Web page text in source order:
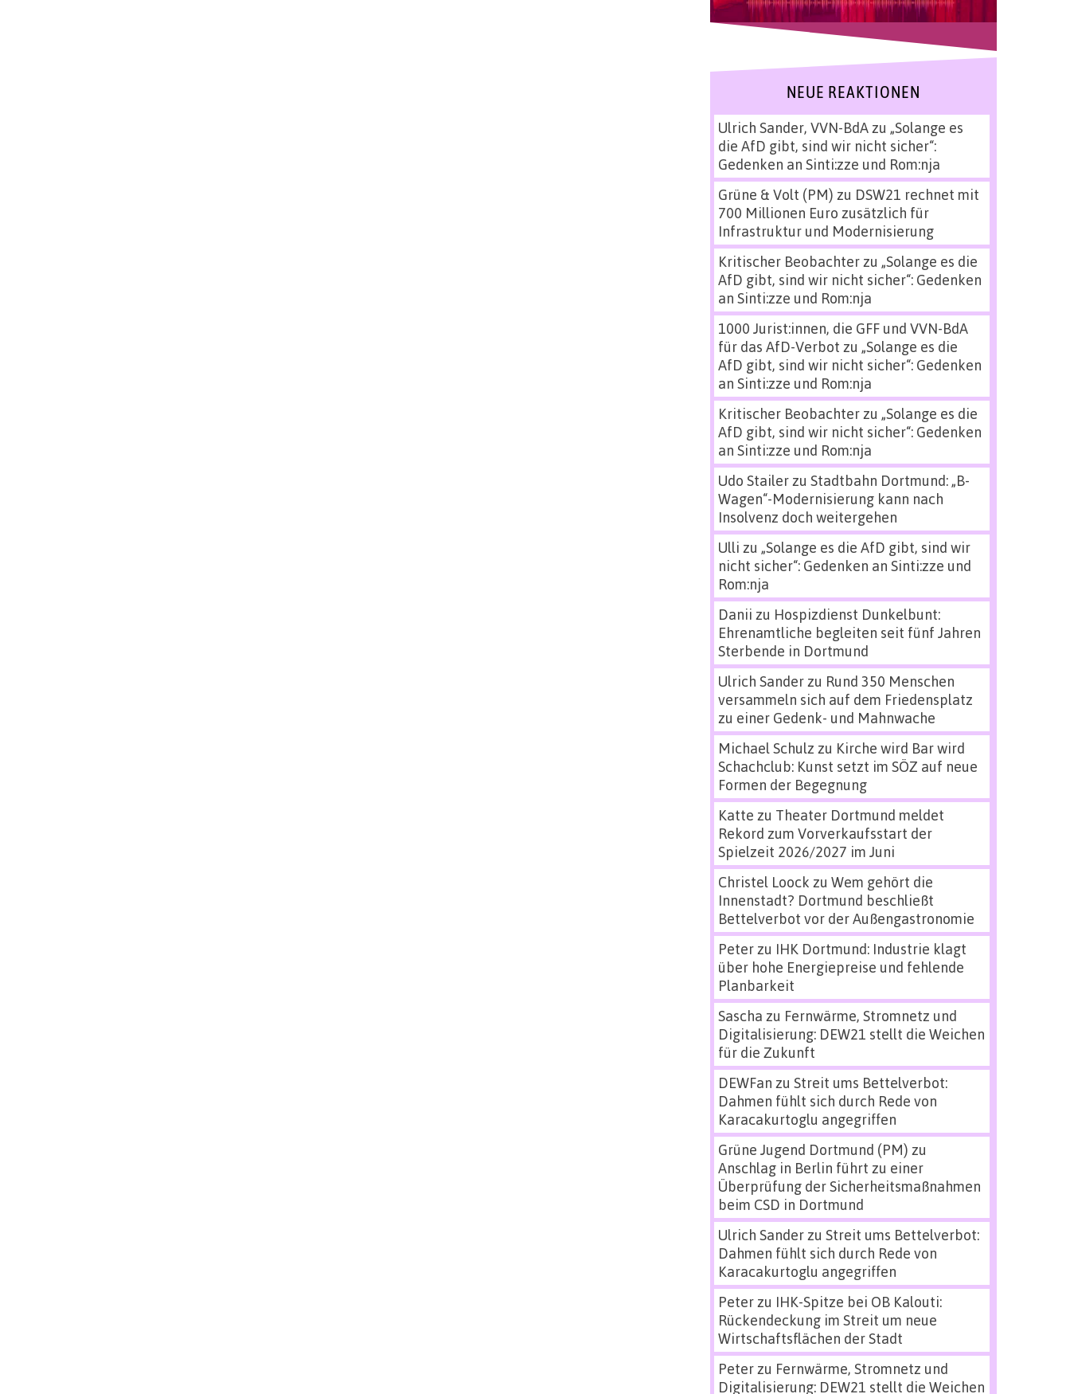
NEUE REAKTIONEN
Ulrich Sander, VVN-BdAzu „Solange es
die AfD gibt, sind wir nicht sicher“:
Gedenken an Sinti:zze und Rom:nja
Grüne & Volt (PM) zu DSW21 rechnet mit
700 Millionen Euro zusätzlich für
Infrastruktur und Modernisierung
Kritischer Beobachterzu „Solange es die
AfD gibt, sind wir nicht sicher“: Gedenken
an Sinti:zze und Rom:nja
1000 Jurist:innen, die GFF und VVN-BdA
für das AfD-Verbot zu „Solange es die
AfD gibt, sind wir nicht sicher“: Gedenken
an Sinti:zze und Rom:nja
Kritischer Beobachterzu „Solange es die
AfD gibt, sind wir nicht sicher“: Gedenken
an Sinti:zze und Rom:nja
Udo Stailerzu Stadtbahn Dortmund: „B-
Wagen“-Modernisierung kann nach
Insolvenz doch weitergehen
Ulli zu „Solange es die AfD gibt, sind wir
nicht sicher“: Gedenken an Sinti:zze und
Rom:nja
Danii zu Hospizdienst Dunkelbunt:
Ehrenamtliche begleiten seit fünf Jahren
Sterbende in Dortmund
Ulrich Sanderzu Rund 350 Menschen
versammeln sich auf dem Friedensplatz
zu einer Gedenk- und Mahnwache
Michael Schulz zu Kirche wird Bar wird
Schachclub: Kunst setzt im SÖZ auf neue
Formen der Begegnung
Katte zu Theater Dortmund meldet
Rekord zum Vorverkaufsstart der
Spielzeit 2026/2027 im Juni
Christel Loock zu Wem gehört die
Innenstadt? Dortmund beschließt
Bettelverbot vor der Außengastronomie
Peterzu IHK Dortmund: Industrie klagt
über hohe Energiepreise und fehlende
Planbarkeit
Sascha zu Fernwärme, Stromnetz und
Digitalisierung: DEW21 stellt die Weichen
für die Zukunft
DEWFan zu Streit ums Bettelverbot:
Dahmen fühlt sich durch Rede von
Karacakurtoglu angegriffen
Grüne Jugend Dortmund (PM) zu
Anschlag in Berlin führt zu einer
Überprüfung der Sicherheitsmaßnahmen
beim CSD in Dortmund
Ulrich Sanderzu Streit ums Bettelverbot:
Dahmen fühlt sich durch Rede von
Karacakurtoglu angegriffen
Peterzu IHK-Spitze bei OB Kalouti:
Rückendeckung im Streit um neue
Wirtschaftsflächen der Stadt
Peterzu Fernwärme, Stromnetz und
Digitalisierung: DEW21 stellt die Weichen